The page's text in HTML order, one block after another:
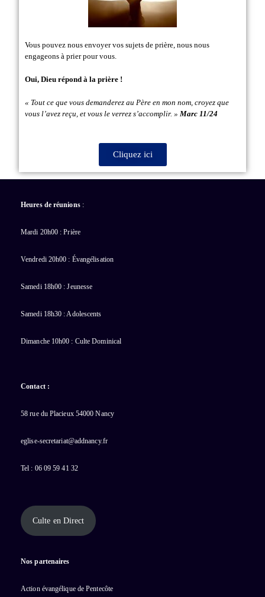
Vous pouvez nous envoyer vos sujets de prière, nous nous
engageons à prier pour vous.
Oui, Dieu répond à la prière !
« Tout ce que vous demanderez au Père en mon nom, croyez que
vous l’avez reçu, et vous le verrez s’accomplir. »Marc 11/24
Cliquez ici
Heures de réunions:
Mardi 20h00 : Prière
Vendredi 20h00 : Évangélisation
Samedi 18h00 : Jeunesse
Samedi 18h30 : Adolescents
Dimanche 10h00 : Culte Dominical
Contact :
58 rue du Placieux 54000 Nancy
eglise-secretariat@addnancy.fr
Tel : 06 09 59 41 32
Culte en Direct
Nos partenaires
Action évangélique de Pentecôte